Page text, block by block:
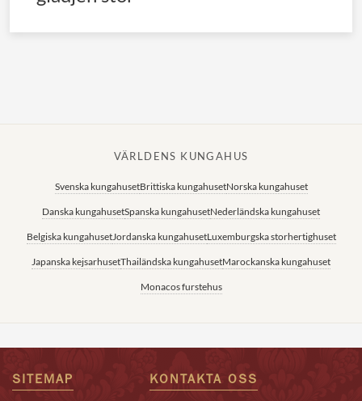
VÄRLDENS KUNGAHUS
Svenska kungahusetBrittiska kungahusetNorska kungahuset
Danska kungahusetSpanska kungahusetNederländska kungahuset
Belgiska kungahusetJordanska kungahusetLuxemburgska storhertighuset
Japanska kejsarhusetThailändska kungahusetMarockanska kungahuset
Monacos furstehus
SITEMAP KONTAKTA OSS